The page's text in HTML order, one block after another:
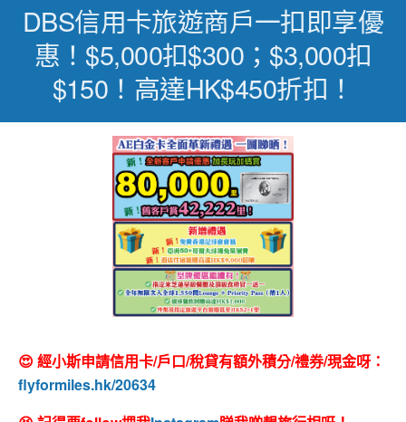
DBS信用卡旅遊商戶一扣即享優
惠！$5,000扣$300；$3,000扣
$150！高達HK$450折扣！
😍 經小斯申請信用卡/戶口/稅貸有額外積分/禮券/現金呀：
flyformiles.hk/20634